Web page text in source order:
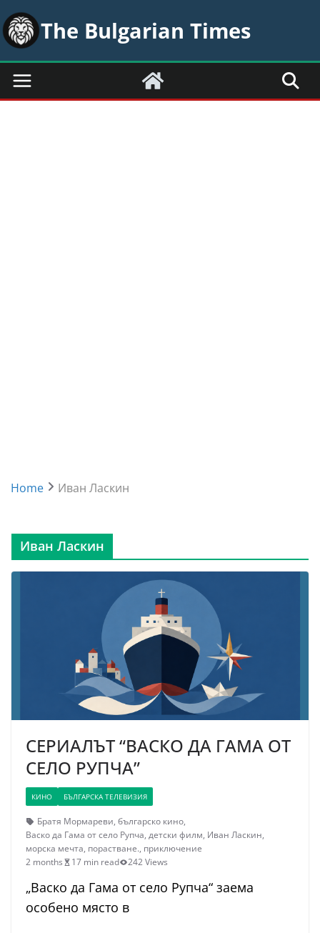
Skip
to
content
The Bulgarian Times
Home Иван Ласкин
Иван Ласкин
СЕРИАЛЪТ “ВАСКО ДА ГАМА ОТ
СЕЛО РУПЧА”
КИНО БЪЛГАРСКА ТЕЛЕВИЗИЯ
Братя Мормареви, българско кино,
Васко да Гама от село Рупча, детски филм, Иван Ласкин,
морска мечта, порастване., приключение
2 months
17 min read 242 Views
„Васко да Гама от село Рупча“ заема
особено място в